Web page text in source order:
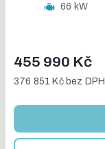
66 kW
455 990 Kč
376 851 Kčbez DPH